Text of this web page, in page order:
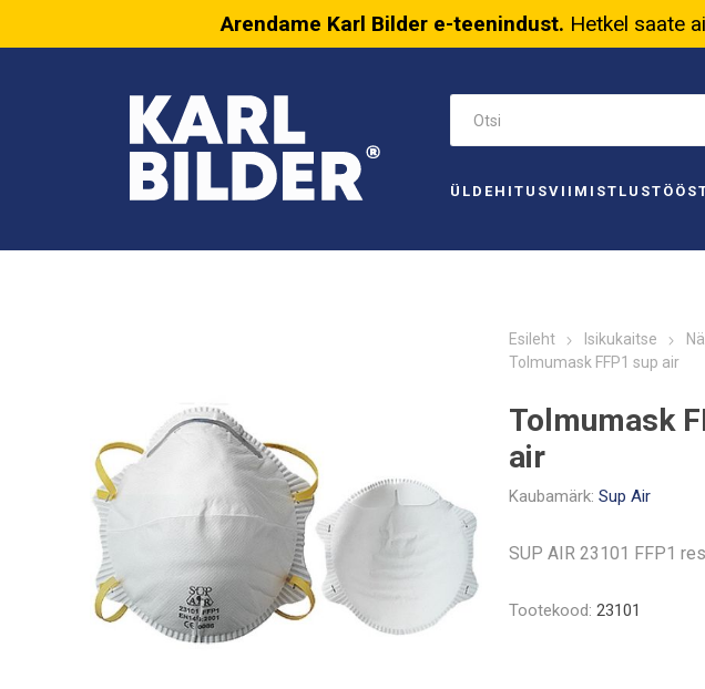
Arendame Karl Bilder e-teenindust. Hetkel saate
ÜLDEHITUSVIIMISTLUS
Esileht Isikukaitse
Tolmumask FFP1 sup air
Tolmumask
air
Kaubamärk: Sup Air
SUP AIR 23101 FFP1
Tootekood: 23101